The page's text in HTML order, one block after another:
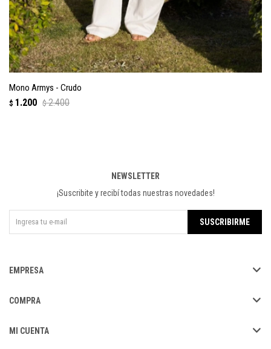
Mono Armys - Crudo
$ 1.200 $ 2.400
EMPRESA
COMPRA
MI CUENTA
NEWSLETTER
¡Suscribite y recibí todas nuestras novedades!
SUSCRIBIRME